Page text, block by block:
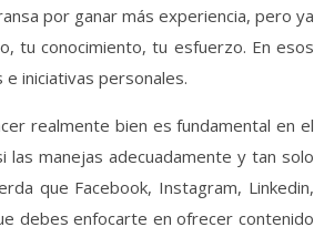
por ganar más experiencia, pero ya
tu conocimiento, tu esfuerzo. En esos
iniciativas personales.
realmente bien es fundamental en el
las manejas adecuadamente y tan solo
que Facebook, Instagram, Linkedin,
debes enfocarte en ofrecer contenido